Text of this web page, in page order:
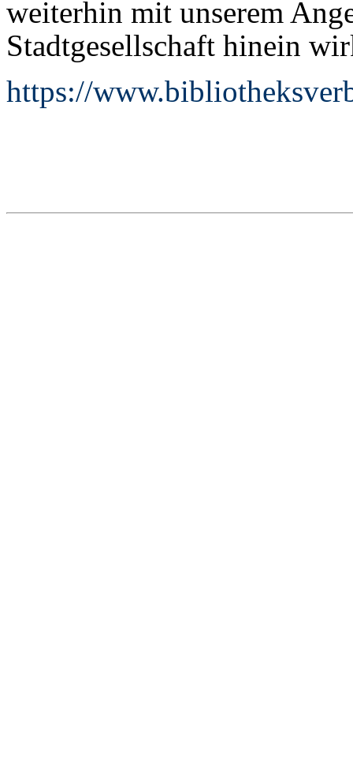
weiterhin mit unserem
Stadtgesellschaft hinein
https://